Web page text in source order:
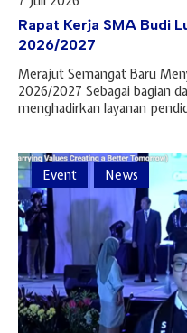
Hari Guru 24
Rapat Kerja SMA Budi
2026/2027
Merajut Semangat Baru
2026/2027 Sebagai bagian
menghadirkan layanan
Event News